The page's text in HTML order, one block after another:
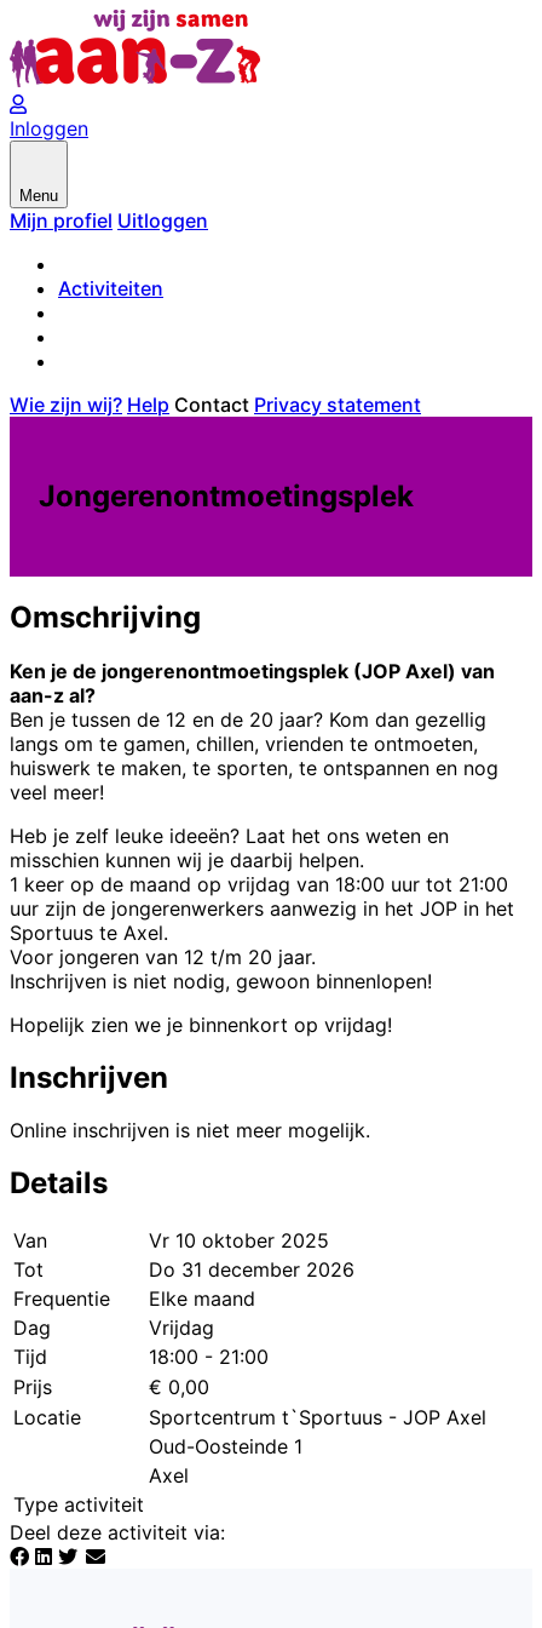
Inloggen
Menu
Mijn profiel Uitloggen
Activiteiten
Wie zijn wij? Help Contact Privacy statement
Jongerenontmoetingsplek
Omschrijving
Ken je de jongerenontmoetingsplek (JOP Axel) van
aan-z al?
Ben je tussen de 12 en de 20 jaar? Kom dan gezellig
langs om te gamen, chillen, vrienden te ontmoeten,
huiswerk te maken, te sporten, te ontspannen en nog
veel meer!
Heb je zelf leuke ideeën? Laat het ons weten en
misschien kunnen wij je daarbij helpen.
1 keer op de maand op vrijdag van 18:00 uur tot 21:00
uur zijn de jongerenwerkers aanwezig in het JOP in het
Sportuus te Axel.
Voor jongeren van 12 t/m 20 jaar.
Inschrijven is niet nodig, gewoon binnenlopen!
Hopelijk zien we je binnenkort op vrijdag!
Inschrijven
Online inschrijven is niet meer mogelijk.
Details
Van
Vr 10 oktober 2025
Tot
Do 31 december 2026
Frequentie
Elke maand
Dag
Vrijdag
Tijd
18:00 - 21:00
Prijs
€ 0,00
Locatie
Sportcentrum t`Sportuus - JOP Axel
Oud-Oosteinde 1
Axel
Type activiteit
Deel deze activiteit via: